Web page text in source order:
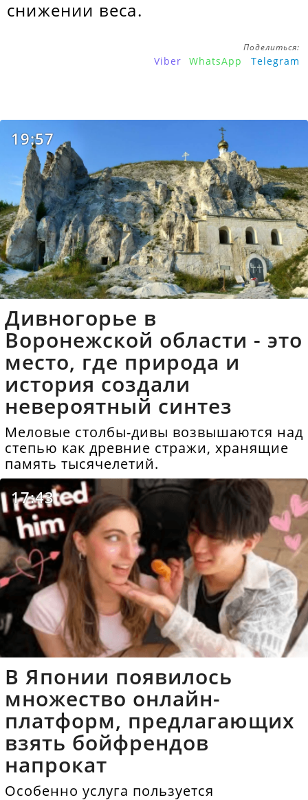
снижении веса.
Поделиться:
Viber WhatsApp Telegram
19:57
Дивногорье в
Воронежской области - это
место, где природа и
история создали
невероятный синтез
Меловые столбы-дивы возвышаются над
степью как древние стражи, хранящие
память тысячелетий.
17:43
В Японии появилось
множество онлайн-
платформ, предлагающих
взять бойфрендов
напрокат
Особенно услуга пользуется